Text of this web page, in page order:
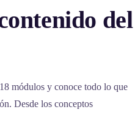
del
módulos y conoce todo lo que
Desde los conceptos